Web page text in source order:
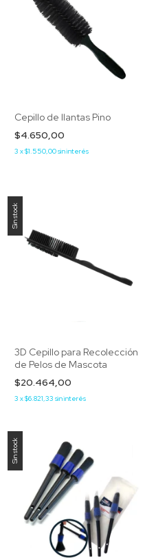
Cepillo de llantas Pino
$4.650,00
3 x$1.550,00sin interés
Sin stock
3D Cepillo para Recolección
de Pelos de Mascota
$20.464,00
3 x$6.821,33 sin interés
Sin stock